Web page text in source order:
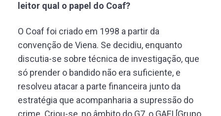
leitor qual o papel do Coaf?
O Coaf foi criado em 1998 a partir da
convenção de Viena. Se decidiu, enquanto
discutia-se sobre técnica de investigação, que
só prender o bandido não era suficiente, e
resolveu atacar a parte financeira junto da
estratégia que acompanharia a supressão do
crime. Criou-se, no âmbito do G7, o GAFI [Grupo